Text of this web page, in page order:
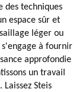
des techniques
espace sûr et
léger ou
à fournir
approfondie
un travail
Steis